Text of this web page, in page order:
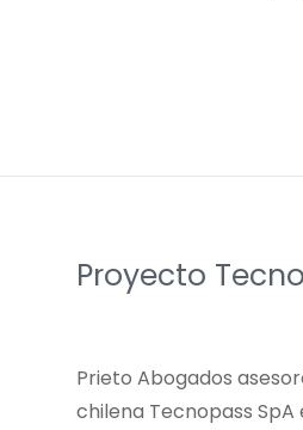
Proyecto
Prieto Abogados
chilena Tecnopass